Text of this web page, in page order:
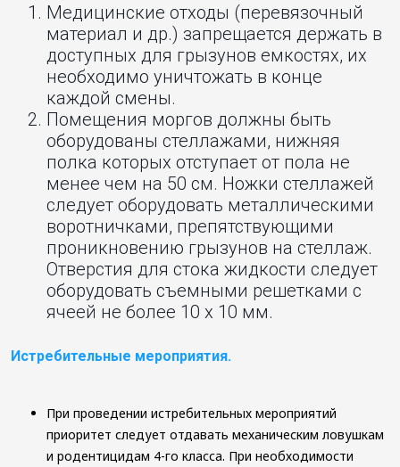
Медицинские отходы (перевязочный
материал и др.) запрещается держать в
доступных для грызунов емкостях, их
необходимо уничтожать в конце
каждой смены.
Помещения моргов должны быть
оборудованы стеллажами, нижняя
полка которых отступает от пола не
менее чем на 50 см. Ножки стеллажей
следует оборудовать металлическими
воротничками, препятствующими
проникновению грызунов на стеллаж.
Отверстия для стока жидкости следует
оборудовать съемными решетками с
ячеей не более 10 х 10 мм.
Истребительные мероприятия.
При проведении истребительных мероприятий
приоритет следует отдавать механическим ловушкам
и родентицидам 4-го класса. При необходимости